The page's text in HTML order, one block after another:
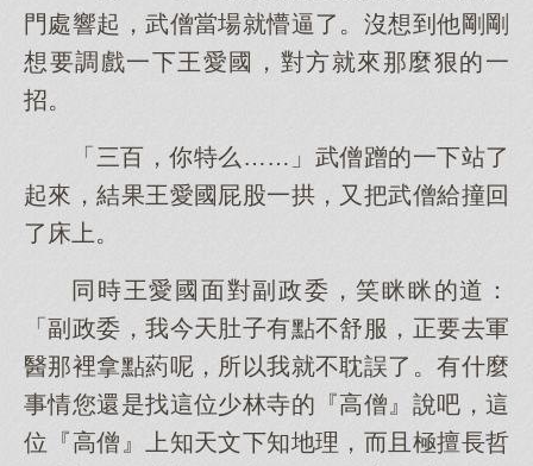
門處響起，武僧當場就懵逼了。沒想到他剛剛
想要調戲一下王愛國，對方就來那麼狠的一
招。
「三百，你特么……」武僧蹭的一下站了
起來，結果王愛國屁股一拱，又把武僧給撞回
了床上。
同時王愛國面對副政委，笑眯眯的道：
「副政委，我今天肚子有點不舒服，正要去軍
醫那裡拿點葯呢，所以我就不耽誤了。有什麼
事情您還是找這位少林寺的『高僧』說吧，這
位『高僧』上知天文下知地理，而且極擅長哲